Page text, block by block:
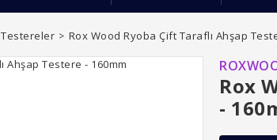
Testereler Rox Wood Ryoba Çift Taraflı Ahşap
Rox
-